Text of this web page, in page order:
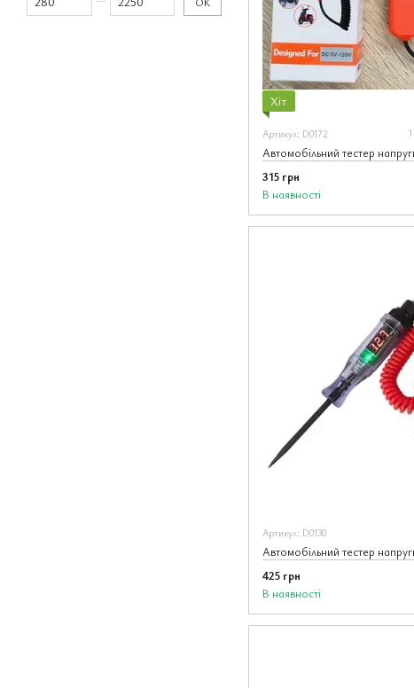
Хіт
Артикул: D0172 1
315 грн
В наявності
Артикул: D0130
425 грн
В наявності